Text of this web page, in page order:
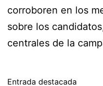
corroboren en los
sobre los
centrales de la
Entrada destacada